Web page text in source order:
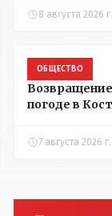
8 августа 2026
ОБЩЕСТВО
погоде в
7 августа 2026